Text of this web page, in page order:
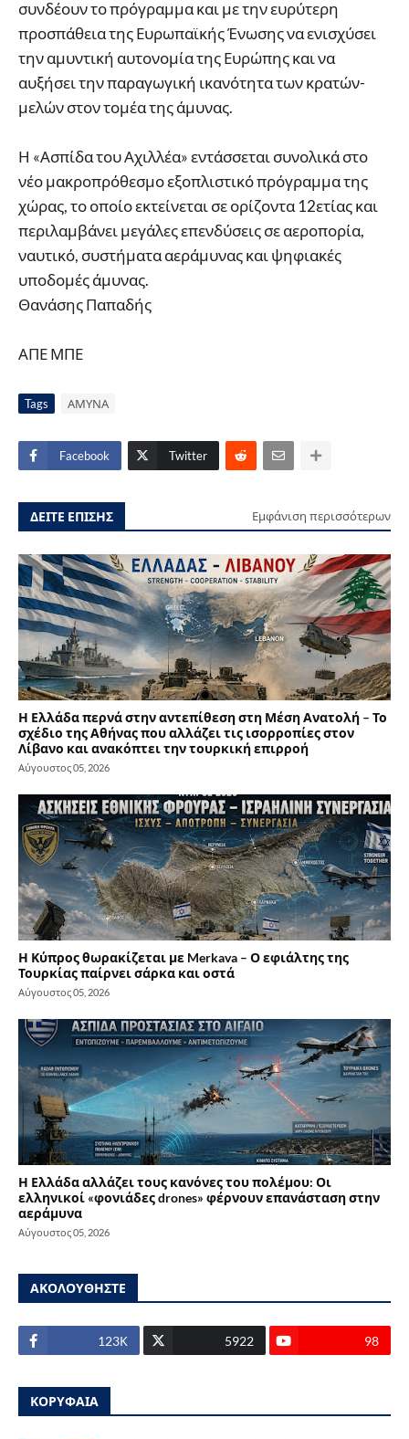
συνδέουν το πρόγραμμα και με την ευρύτερη
προσπάθεια της Ευρωπαϊκής Ένωσης να ενισχύσει
την αμυντική αυτονομία της Ευρώπης και να
αυξήσει την παραγωγική ικανότητα των κρατών-
μελών στον τομέα της άμυνας.
Η «Ασπίδα του Αχιλλέα» εντάσσεται συνολικά στο
νέο μακροπρόθεσμο εξοπλιστικό πρόγραμμα της
χώρας, το οποίο εκτείνεται σε ορίζοντα 12ετίας και
περιλαμβάνει μεγάλες επενδύσεις σε αεροπορία,
ναυτικό, συστήματα αεράμυνας και ψηφιακές
υποδομές άμυνας.
Θανάσης Παπαδής
ΑΠΕ ΜΠΕ
Tags ΑΜΥΝΑ
Facebook Twitter
ΔΕΙΤΕ ΕΠΙΣΗΣ Εμφάνιση περισσότερων
Η Ελλάδα περνά στην αντεπίθεση στη Μέση Ανατολή – Το
σχέδιο της Αθήνας που αλλάζει τις ισορροπίες στον
Λίβανο και ανακόπτει την τουρκική επιρροή
Αύγουστος 05, 2026
Η Κύπρος θωρακίζεται με Merkava – Ο εφιάλτης της
Τουρκίας παίρνει σάρκα και οστά
Αύγουστος 05, 2026
Η Ελλάδα αλλάζει τους κανόνες του πολέμου: Οι
ελληνικοί «φονιάδες drones» φέρνουν επανάσταση στην
αεράμυνα
Αύγουστος 05, 2026
ΑΚΟΛΟΥΘΗΣΤΕ
123Κ 5922 98
ΚΟΡΥΦΑΙΑ